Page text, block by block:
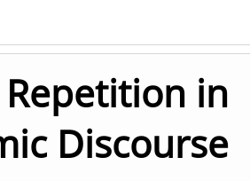
Repetition in
Discourse